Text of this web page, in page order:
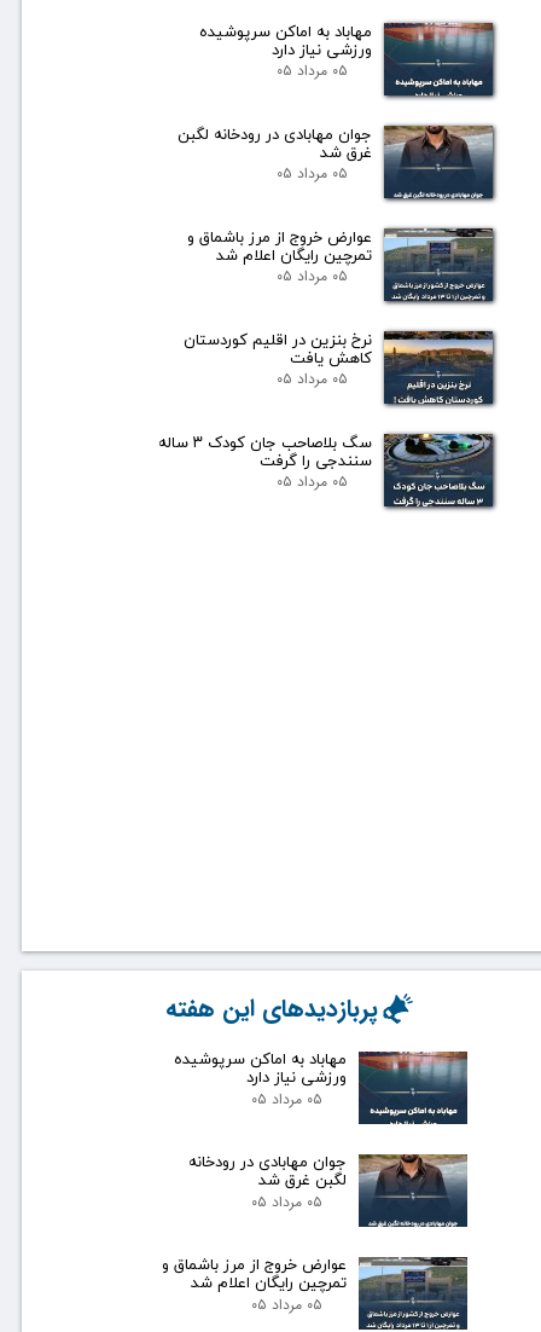
مهاباد به اماکن سرپوشیده
ورزشی نیاز دارد
۰۵ مرداد ۰۵
جوان مهابادی در رودخانه لگبن
غرق شد
۰۵ مرداد ۰۵
عوارض خروج از مرز باشماق و
تمرچین رایگان اعلام شد
۰۵ مرداد ۰۵
نرخ بنزین در اقلیم کوردستان
کاهش یافت
۰۵ مرداد ۰۵
سگ بلاصاحب جان کودک ۳ ساله
سنندجی را گرفت
۰۵ مرداد ۰۵
مهاباد به اماکن سرپوشیده
ورزشی نیاز دارد
۰۵ مرداد ۰۵
جوان مهابادی در رودخانه
لگبن غرق شد
۰۵ مرداد ۰۵
عوارض خروج از مرز باشماق و
تمرچین رایگان اعلام شد
۰۵ مرداد ۰۵
پربازدیدهای این هفته